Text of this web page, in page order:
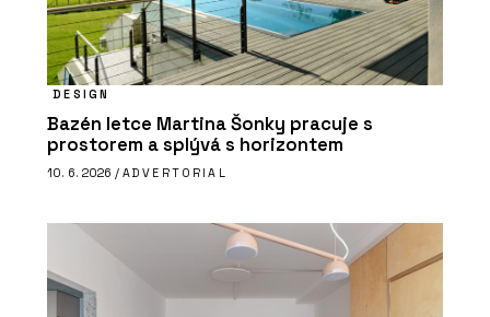
DESIGN
Bazén letce Martina Šonky pracuje s
prostorem a splývá s horizontem
10. 6. 2026 / ADVERTORIAL